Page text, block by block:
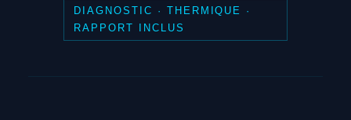
DIAGNOSTIC · THERMIQUE ·
RAPPORT INCLUS